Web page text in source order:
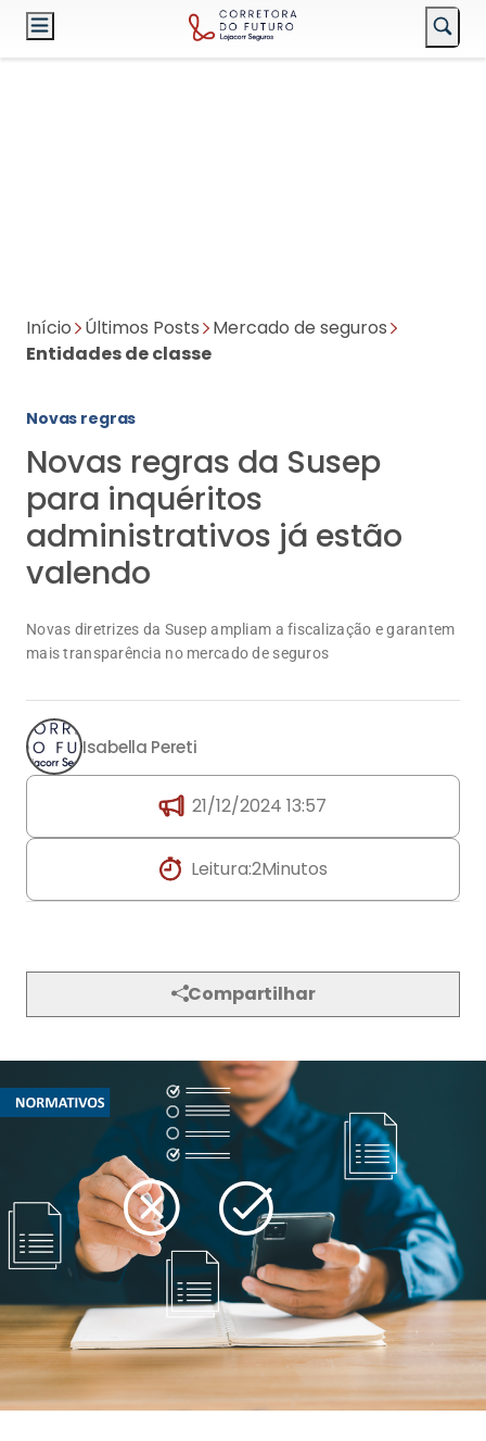
Início Últimos Posts
Mercado de seguros
Entidades de classe
Novas regras
Novas regras da Susep
para inquéritos
administrativos já estão
valendo
Novas diretrizes da Susep ampliam a fiscalização e garantem
mais transparência no mercado de seguros
Isabella Pereti
21/12/2024 13:57
Leitura:2Minutos
Compartilhar